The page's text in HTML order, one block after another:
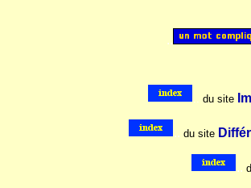
..
.. du site
.. du site
..